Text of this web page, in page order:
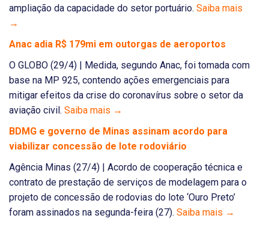
ampliação da capacidade do setor portuário. Saiba mais
→
Anac adia R$ 179mi em outorgas de aeroportos
O GLOBO (29/4) | Medida, segundo Anac, foi tomada com
base na MP 925, contendo ações emergenciais para
mitigar efeitos da crise do coronavírus sobre o setor da
aviação civil. Saiba mais →
BDMG e governo de Minas assinam acordo para
viabilizar concessão de lote rodoviário
Agência Minas (27/4) | Acordo de cooperação técnica e
contrato de prestação de serviços de modelagem para o
projeto de concessão de rodovias do lote ‘Ouro Preto’
foram assinados na segunda-feira (27). Saiba mais →